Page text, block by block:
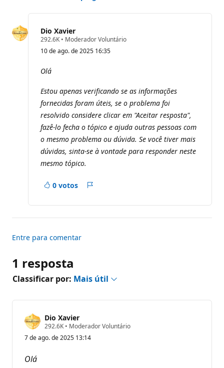
Dio Xavier
292.6K P
n
e
r
e
p
t
a
ç
ã
• Moderador Voluntário
10 de ago. de 2025 16:35
Olá
Estou apenas verificando se as informações
fornecidas foram úteis, se o problema foi
resolvido considere clicar em "Aceitar resposta",
fazê-lo fecha o tópico e ajuda outras pessoas com
o mesmo problema ou dúvida. Se você tiver mais
dúvidas, sinta-se à vontade para responder neste
mesmo tópico.
0 votos
Entre para comentar
1 resposta
Classificar por: Mais útil
Dio Xavier
292.6K P
n
• Moderador Voluntário
7 de ago. de 2025 13:14
Olá